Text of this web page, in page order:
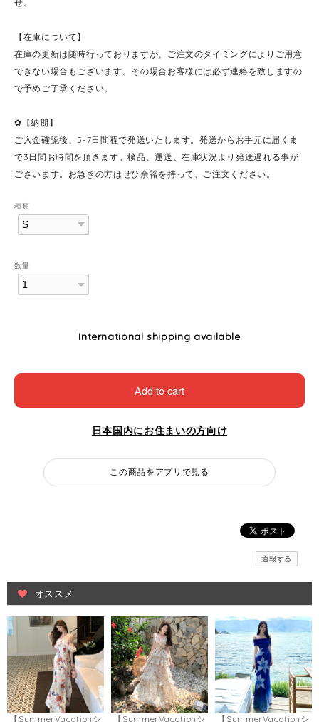
せ。
【在庫について】
在庫の更新は随時行っておりますが、ご注文のタイミングによりご用意
できない場合もございます。その場合お客様には必ず連絡を致しますの
で予めご了承ください。
✿【納期】
ご入金確認後、5-7日間程で発送いたします。発送からお手元に届くま
で3日間お時間を頂きます。検品、運送、在庫状況より発送遅れる事が
ございます。お急ぎの方はぜひ余裕を持って、ご注文ください。
種類
数量
International shipping available
Add to cart
日本国内にお住まいの方向け
この商品をアプリで見る
通報する
オススメ
【SummerVacationシ
【SummerVacationシ
【SummerVacationシ